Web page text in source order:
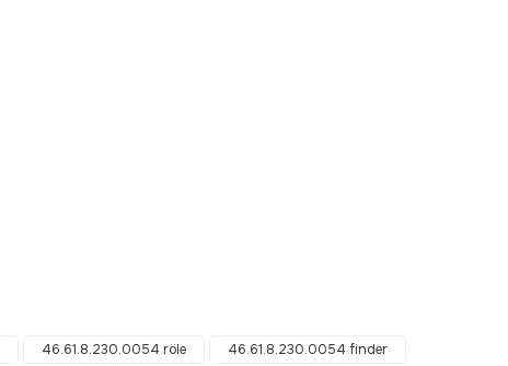
46.61.8.230.0054 röle
46.61.8.230.0054 finder